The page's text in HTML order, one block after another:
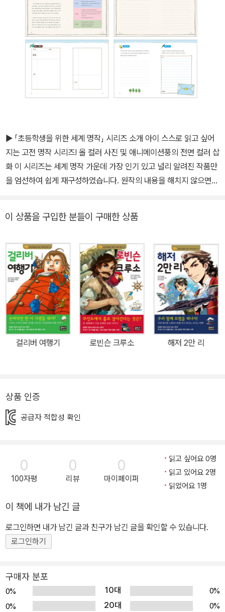
▶ 「초등학생을 위한 세계 명작」 시리즈 소개 아이 스스로 읽고 싶어
지는 고전 명작 시리즈! 올 컬러 사진 및 애니메이션풍의 전면 컬러 삽
화 이 시리즈는 세계 명작 가운데 가장 인기 있고 널리 알려진 작품만
을 엄선하여 쉽게 재구성하였습니다. 원작의 내용을 해치지 않으면서
또한 한 장의 길이가 짧아서 지루하지 않으며, 만화영화를 보는 듯한
책 읽기를 돕는 체계적인 3단계 구성 일본에서만 35만부 이상 판매
된 베스트셀러 시리즈 2014년 일본에서 처음 출간된 이 시리즈는 현
재까지 35만 부 이상이 팔린 베스트셀러입니다. 고전 명작을 쉽게 풀
어 새로 썼을 뿐만 아니라, 책 읽기 전 그림으로 된 <이야기 길잡이>
코너를 수록해 등장인물, 줄거리, 시대 배경 등에 대해 알려 주어 책에
대한 이해를 도와줍니다. 또한 이번에 출간된 한글 번역본에는 일본
판에는 없는 <책 읽기 워크북>을 수록해 올바른 책읽기 방법을 알려
주고 독후 활동을 도와줍니다. 본문 뒤에 나와 있는 <더 생각해 보기
있습니다. <책읽기 3단계> * 1단계 : <이야기 길잡이>를 읽으며 책
재미있게 읽어요! * 3단계 : 책을 다 읽은 후 <더 생각해 보기><독서
이 상품을 구입한 분들이 구매한 상품
걸리버 여행기 로빈슨 크루소 해저 2만 리
상품 인증
공급자 적합성 확인
0
100자평
0
리뷰
0
마이페이퍼
읽고 싶어요 0명
읽고 있어요 2명
읽었어요 1명
이 책에 내가 남긴 글
로그인하면 내가 남긴 글과 친구가 남긴 글을 확인할 수 있습니다.
로그인하기
구매자 분포
0% 10대
0%
0%
20대
0%